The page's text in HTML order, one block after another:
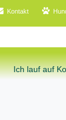
Kontakt
Ich lauf auf